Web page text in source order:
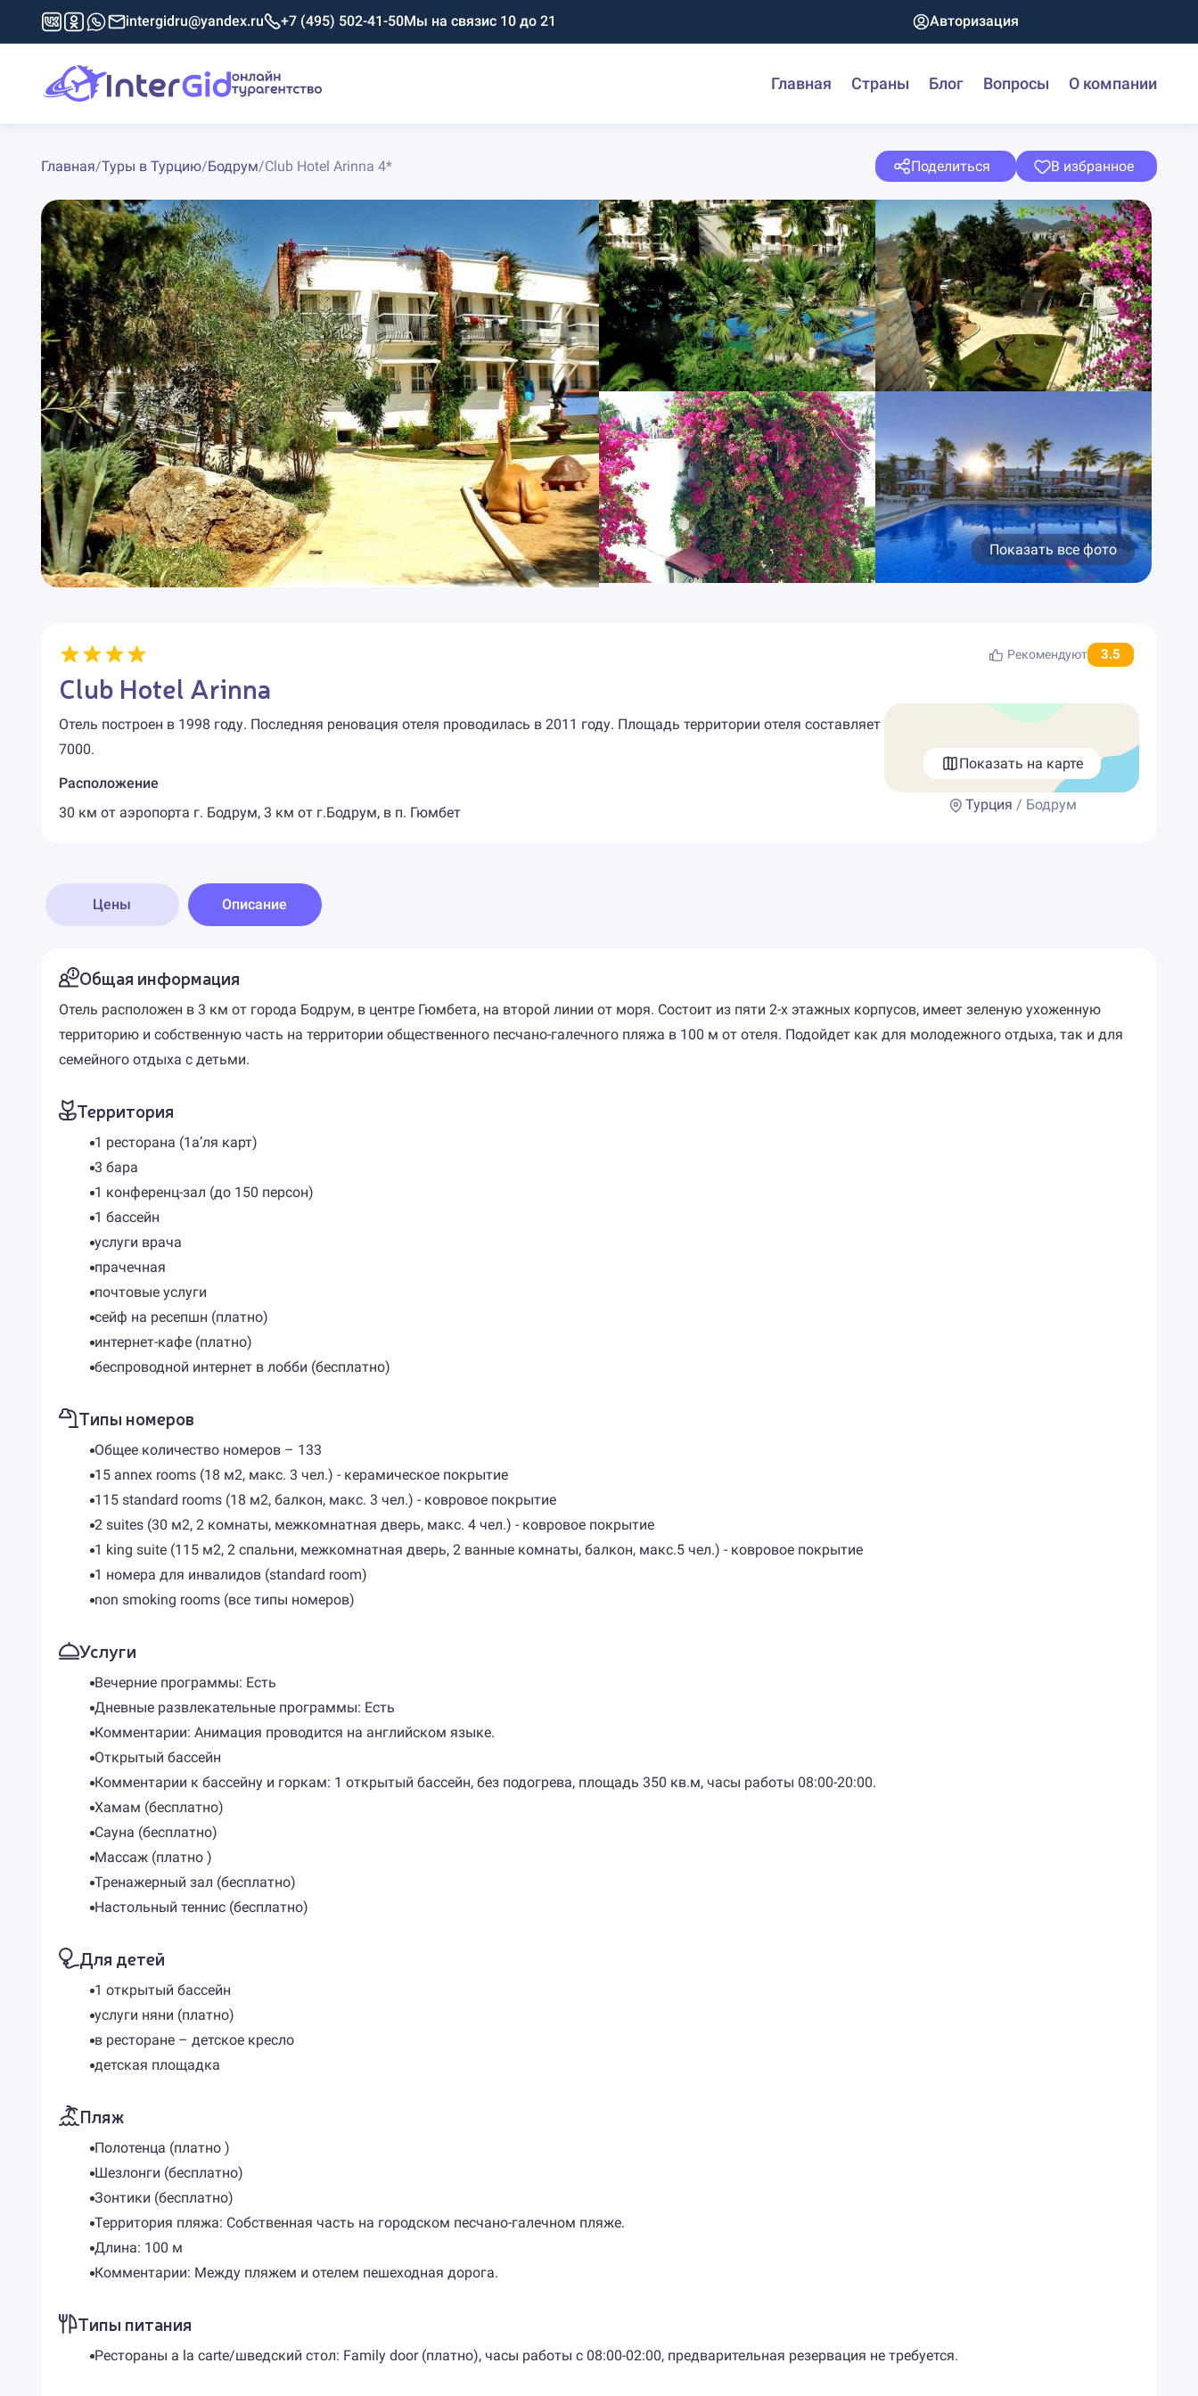
intergidru@yandex.ru +7 (495) 502-41-50Мы на связис 10 до 21 Авторизация
Главная Страны Блог Вопросы О компании
Главная/Туры в Турцию/Бодрум/Club Hotel Arinna 4* Поделиться В избранное
Показать все фото
Рекомендуют 3.5
Club Hotel Arinna
Отель построен в 1998 году. Последняя реновация отеля проводилась в 2011 году. Площадь территории отеля составляет
7000.
Расположение
30 км от аэропорта г. Бодрум, 3 км от г.Бодрум, в п. Гюмбет
Показать на карте
Турция / Бодрум
Цены Описание
Общая информация
Oтель расположен в 3 км от города Бодрум, в центре Гюмбета, на второй линии от моря. Состоит из пяти 2-х этажных корпусов, имеет зеленую ухоженную
территорию и собственную часть на территории общественного песчано-галечного пляжа в 100 м от отеля. Подойдет как для молодежного отдыха, так и для
семейного отдыха с детьми.
Территория
1 ресторана (1а’ля карт)
3 бара
1 конференц-зал (до 150 персон)
1 бассейн
услуги врача
прачечная
почтовые услуги
сейф на ресепшн (платно)
интернет-кафе (платно)
беспроводной интернет в лобби (бесплатно)
Типы номеров
Общее количество номеров – 133
15 annex rooms (18 м2, макс. 3 чел.) - керамическое покрытие
115 standard rooms (18 м2, балкон, макс. 3 чел.) - ковровое покрытие
2 suites (30 м2, 2 комнаты, межкомнатная дверь, макс. 4 чел.) - ковровое покрытие
1 king suite (115 м2, 2 спальни, межкомнатная дверь, 2 ванные комнаты, балкон, макс.5 чел.) - ковровое покрытие
1 номера для инвалидов (standard room)
non smoking rooms (все типы номеров)
Услуги
Вечерние программы: Есть
Дневные развлекательные программы: Есть
Комментарии: Анимация проводится на английском языке.
Открытый бассейн
Комментарии к бассейну и горкам: 1 открытый бассейн, без подогрева, площадь 350 кв.м, часы работы 08:00-20:00.
Хамам (бесплатно)
Сауна (бесплатно)
Массаж (платно )
Тренажерный зал (бесплатно)
Настольный теннис (бесплатно)
Для детей
1 открытый бассейн
услуги няни (платно)
в ресторане – детское кресло
детская площадка
Пляж
Полотенца (платно )
Шезлонги (бесплатно)
Зонтики (бесплатно)
Территория пляжа: Собственная часть на городском песчано-галечном пляже.
Длина: 100 м
Комментарии: Между пляжем и отелем пешеходная дорога.
Типы питания
Рестораны a la carte/шведский стол: Family door (платно), часы работы с 08:00-02:00, предварительная резервация не требуется.